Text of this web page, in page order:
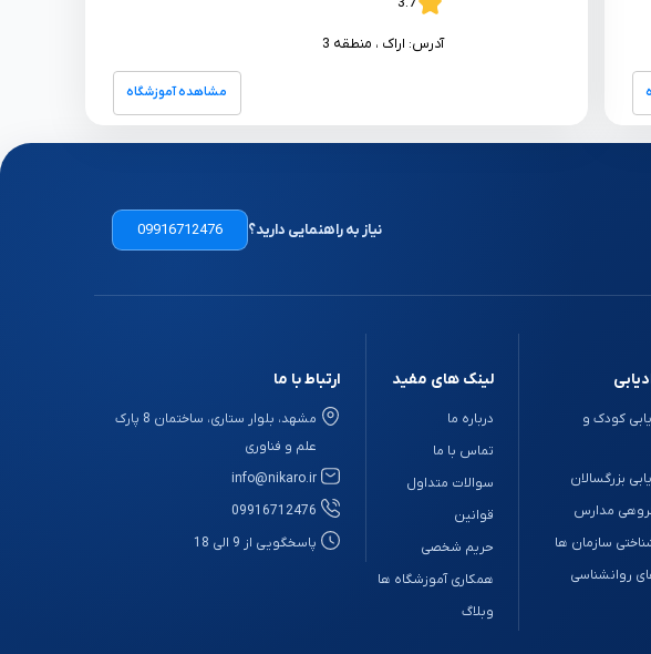
آدرس: اراک ، منطقه 3
مشاهده آموزشگاه
نیاز به راهنمایی دارید؟ 09916712476
کودک و
بزرگسالان
گروهی مدارس
سازمان ها
روانشناسی
لینک های مفید
درباره ما
تماس با ما
سوالات متداول
قوانین
حریم شخصی
همکاری آموزشگاه ها
وبلاگ
ارتباط با ما
مشهد، بلوار ستاری، ساختمان 8 پارک
علم و فناوری
info@nikaro.ir
09916712476
پاسخگویی از 9 الی 18